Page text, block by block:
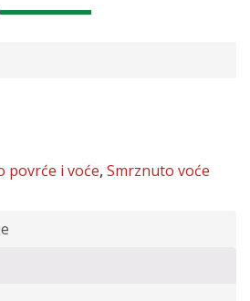
povrće i voće,Smrznuto voće